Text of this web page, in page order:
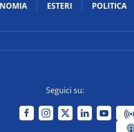
ESTERI POLITICA
Seguici su: